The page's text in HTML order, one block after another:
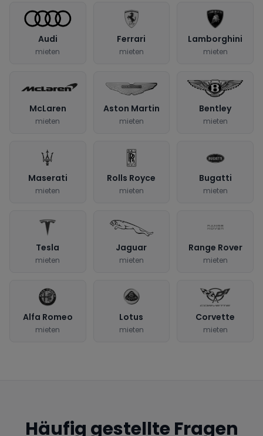
Audi
mieten
Ferrari
mieten
Lamborghini
mieten
McLaren
mieten
Aston Martin
mieten
Bentley
mieten
Maserati
mieten
Rolls Royce
mieten
Bugatti
mieten
Tesla
mieten
Jaguar
mieten
Range Rover
mieten
Alfa Romeo
mieten
Lotus
mieten
Corvette
mieten
Häufig gestellte Fragen